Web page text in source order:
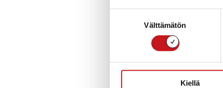
Välttämätön
Kiellä